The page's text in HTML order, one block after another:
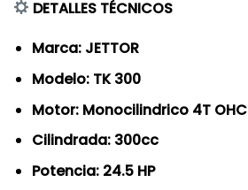
DETALLES TÉCNICOS
Marca: JETTOR
Modelo: TK 300
Motor: Monocilindrico 4T OHC
Cilindrada: 300cc
Potencia: 24.5 HP